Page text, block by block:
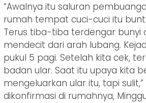
“Awalnya itu saluran
rumah tempat cuci-cuci itu
Terus tiba-tiba terdengar bunyi
mendecit dari arah lubang.
pukul 5 pagi. Setelah kita cek,
badan ular. Saat itu upaya kita
mengeluarkan ular itu, tapi
dikonfirmasi di rumahnya,